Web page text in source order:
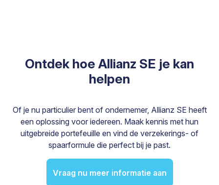
Ontdek hoe Allianz SE je kan
helpen
Of je nu particulier bent of ondernemer, Allianz SE heeft
een oplossing voor iedereen. Maak kennis met hun
uitgebreide portefeuille en vind de verzekerings- of
spaarformule die perfect bij je past.
Vraag nu meer informatie aan